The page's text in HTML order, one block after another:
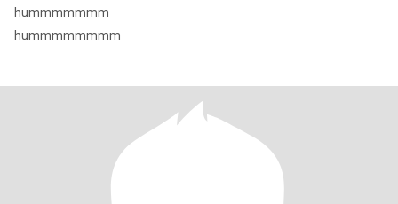
hummmmmmm
hummmmmmmm